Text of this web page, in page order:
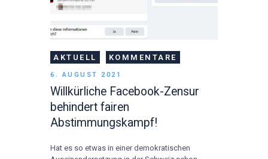
AKTUELL KOMMENTARE
6. AUGUST 2021
Willkürliche Facebook-Zensur
behindert fairen
Abstimmungskampf!
Hat es so etwas in einer demokratischen